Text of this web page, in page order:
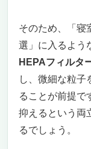
そのため、「寝
選」に入るよう
HEPAフィルタ
し、微細な粒子
ることが前提で
抑えるという両
るでしょう。